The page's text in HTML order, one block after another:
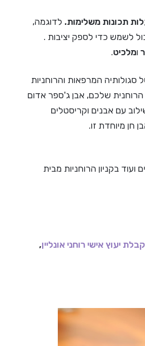
תכונות משלימות. לדוגמה,
לשמש כדי לספק יציבות .
ומלכיט.
המרפאות והרוחניות
הרוחנית שלכם, אבן ג'ספר אדום
עם אבנים וקריסטלים
חן מיוחדת זו.
בקניון הרוחניות מבית
קבלת יעוץ אישי רוחני אונליין,